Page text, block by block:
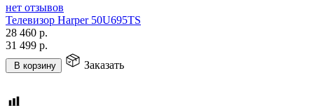
нет отзывов
Телевизор Harper 50U695TS
28 460 р.
31 499 р.
В корзину Заказать